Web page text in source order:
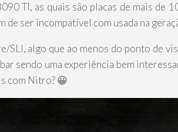
TI, as quais são placas de mais de
de ser incompatível com usada na
algo que ao menos do ponto de
sendo uma experiência bem
com Nitro? 😀